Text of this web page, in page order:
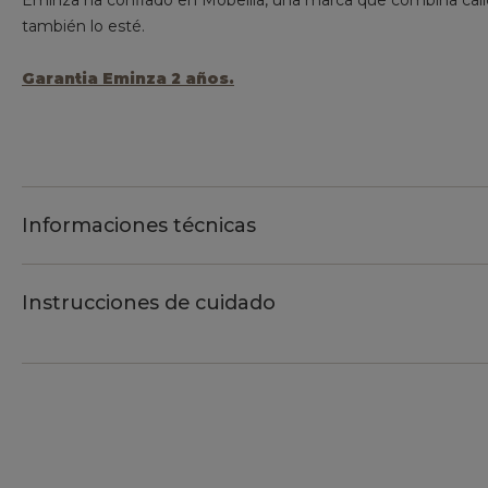
también lo esté.
Garantia Eminza 2 años.
Informaciones técnicas
Instrucciones de cuidado